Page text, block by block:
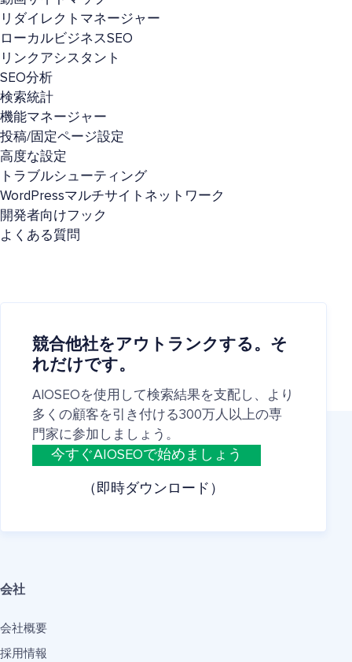
リダイレクトマネージャー
ローカルビジネスSEO
リンクアシスタント
SEO分析
検索統計
機能マネージャー
投稿/固定ページ設定
高度な設定
トラブルシューティング
WordPressマルチサイトネットワーク
開発者向けフック
よくある質問
競合他社をアウトランクする。そ
れだけです。
AIOSEOを使用して検索結果を支配し、より
多くの顧客を引き付ける300万人以上の専
門家に参加しましょう。
今すぐAIOSEOで始めましょう
（即時ダウンロード）
会社
会社概要
採用情報